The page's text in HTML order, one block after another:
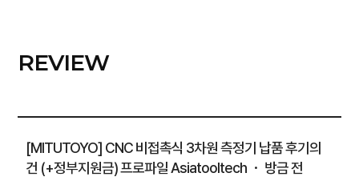
REVIEW
[MITUTOYO] CNC 비접촉식 3차원 측정기 납품 후기의
건 (+정부지원금) 프로파일 Asiatooltech ・ 방금 전